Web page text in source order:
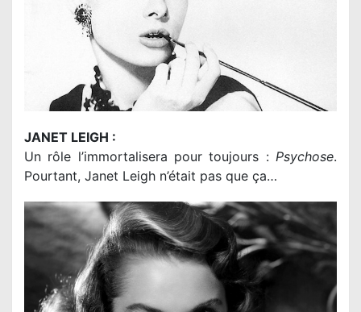
JANET LEIGH :
Un rôle l’immortalisera pour toujours : Psychose.
Pourtant, Janet Leigh n’était pas que ça…